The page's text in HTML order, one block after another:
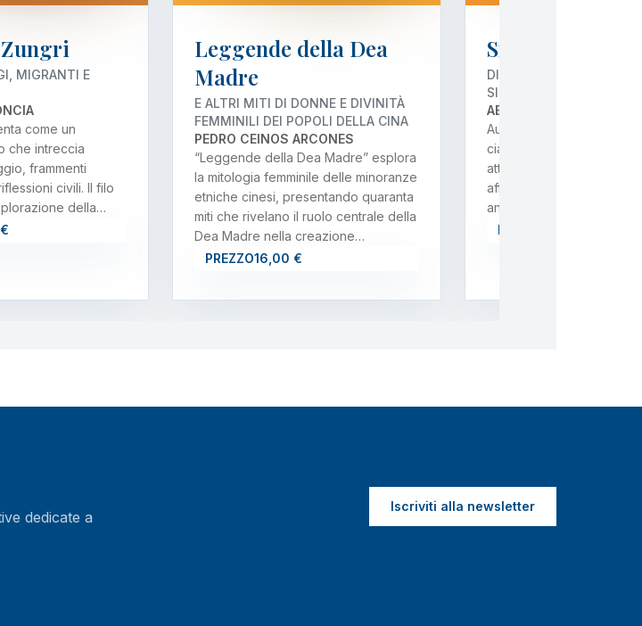
MIGRANTI E
come un
che intreccia
frammenti
civili. Il filo
della…
Leggende della Dea
Madre
E ALTRI MITI DI DONNE E DIVINITÀ
FEMMINILI DEI POPOLI DELLA CINA
PEDRO CEINOS ARCONES
“Leggende della Dea Madre” esplora
la mitologia femminile delle minoranze
etniche cinesi, presentando quaranta
miti che rivelano il ruolo centrale della
Dea Madre nella creazione…
PREZZO16,00 €
Sfide
DIARIO DI UN VIAGGIO
SICILIA
ABDELKADIR AL-HILBAWI
Autobiografia di un
ciadiano che racconta il
attraverso la Libia fino in
affrontando prigionia e
anche momenti di gioia
PREZZO
dedicate a
Iscriviti alla newsletter